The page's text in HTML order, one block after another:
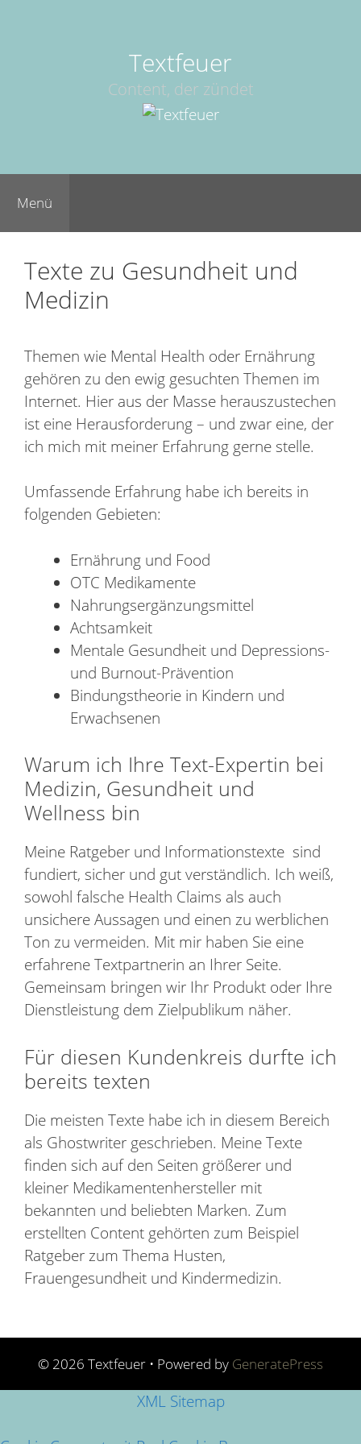
Textfeuer
Content, der zündet
Menü
Texte zu Gesundheit und
Medizin
Themen wie Mental Health oder Ernährung
gehören zu den ewig gesuchten Themen im
Internet. Hier aus der Masse herauszustechen
ist eine Herausforderung – und zwar eine, der
ich mich mit meiner Erfahrung gerne stelle.
Umfassende Erfahrung habe ich bereits in
folgenden Gebieten:
Ernährung und Food
OTC Medikamente
Nahrungsergänzungsmittel
Achtsamkeit
Mentale Gesundheit und Depressions-
und Burnout-Prävention
Bindungstheorie in Kindern und
Erwachsenen
Warum ich Ihre Text-Expertin bei
Medizin, Gesundheit und
Wellness bin
Meine Ratgeber und Informationstexte sind
fundiert, sicher und gut verständlich. Ich weiß,
sowohl falsche Health Claims als auch
unsichere Aussagen und einen zu werblichen
Ton zu vermeiden. Mit mir haben Sie eine
erfahrene Textpartnerin an Ihrer Seite.
Gemeinsam bringen wir Ihr Produkt oder Ihre
Dienstleistung dem Zielpublikum näher.
Für diesen Kundenkreis durfte ich
bereits texten
Die meisten Texte habe ich in diesem Bereich
als Ghostwriter geschrieben. Meine Texte
finden sich auf den Seiten größerer und
kleiner Medikamentenhersteller mit
bekannten und beliebten Marken. Zum
erstellten Content gehörten zum Beispiel
Ratgeber zum Thema Husten,
Frauengesundheit und Kindermedizin.
© 2026 Textfeuer • Powered by GeneratePress
XML Sitemap